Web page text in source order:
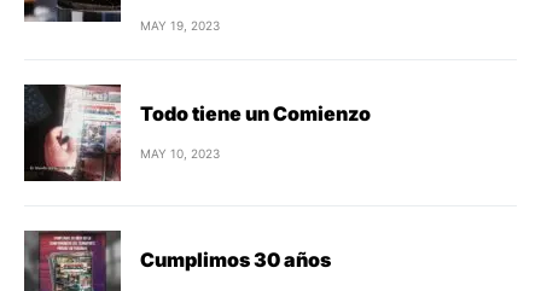
MAY 19, 2023
Todo tiene un Comienzo
MAY 10, 2023
Cumplimos 30 años